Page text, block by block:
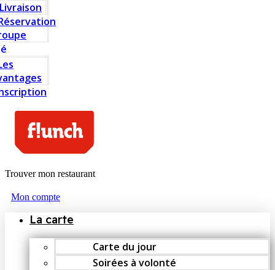
Livraison
Trouver mon restaurant
Mon compte
La carte
Carte du jour
Soirées à volonté